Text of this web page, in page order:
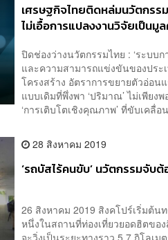
เศรษฐกิจไทยติดหล่มนวัตกรร
ไม่เอื้อการแปลงงานวิจัยเป็นมูล
สามารถประเทศ
ปิดช่องว่างนวัตกรรมไทย : ‘ระบบ
และความสามารถแข่งขันของประ
โครงสร้าง อัตราการขยายตัวอ่อน
แบบเดิมที่พึ่งพา ‘ปริมาณ’ ไม่เพียง
‘การเติบโตเชิงคุณภาพ’ ที่ขับเคลื่
28 สิงหาคม 2019
‘รถบัสไร้คนขับ’ นวัตกรรมจับ
26 สิงหาคม 2019 สิงคโปร์เริ่มต้น
หนึ่งในสถานที่ท่องเที่ยวยอดฮิตขอ